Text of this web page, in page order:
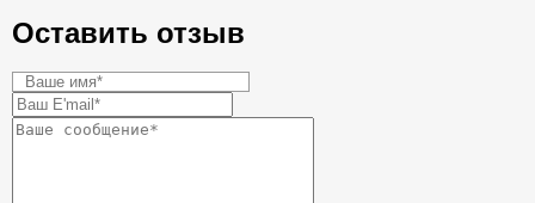
Оставить отзыв